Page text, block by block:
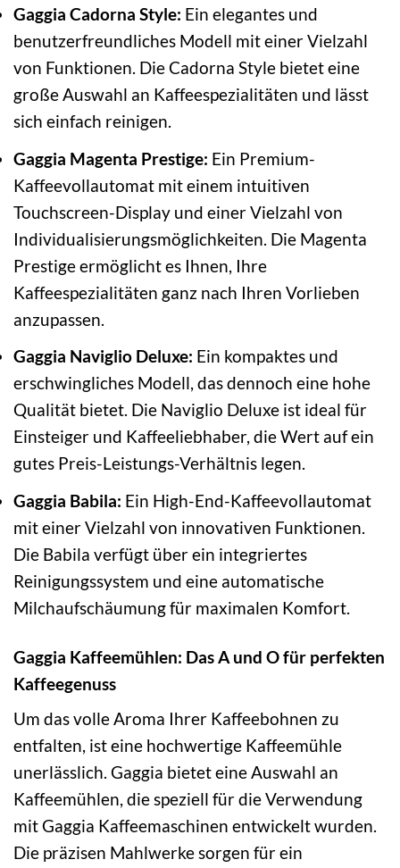
Gaggia Cadorna Style: Ein elegantes und
benutzerfreundliches Modell mit einer Vielzahl
von Funktionen. Die Cadorna Style bietet eine
große Auswahl an Kaffeespezialitäten und lässt
sich einfach reinigen.
Gaggia Magenta Prestige: Ein Premium-
Kaffeevollautomat mit einem intuitiven
Touchscreen-Display und einer Vielzahl von
Individualisierungsmöglichkeiten. Die Magenta
Prestige ermöglicht es Ihnen, Ihre
Kaffeespezialitäten ganz nach Ihren Vorlieben
anzupassen.
Gaggia Naviglio Deluxe: Ein kompaktes und
erschwingliches Modell, das dennoch eine hohe
Qualität bietet. Die Naviglio Deluxe ist ideal für
Einsteiger und Kaffeeliebhaber, die Wert auf ein
gutes Preis-Leistungs-Verhältnis legen.
Gaggia Babila: Ein High-End-Kaffeevollautomat
mit einer Vielzahl von innovativen Funktionen.
Die Babila verfügt über ein integriertes
Reinigungssystem und eine automatische
Milchaufschäumung für maximalen Komfort.
Gaggia Kaffeemühlen: Das A und O für perfekten
Kaffeegenuss
Um das volle Aroma Ihrer Kaffeebohnen zu
entfalten, ist eine hochwertige Kaffeemühle
unerlässlich. Gaggia bietet eine Auswahl an
Kaffeemühlen, die speziell für die Verwendung
mit Gaggia Kaffeemaschinen entwickelt wurden.
Die präzisen Mahlwerke sorgen für ein